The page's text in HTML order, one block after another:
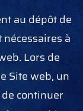
au dépôt de
à
Lors de
Site web, un
continuer